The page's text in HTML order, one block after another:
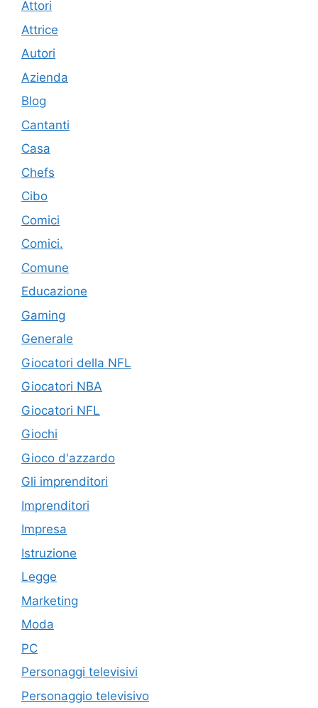
Attori
Attrice
Autori
Azienda
Blog
Cantanti
Casa
Chefs
Cibo
Comici
Comici.
Comune
Educazione
Gaming
Generale
Giocatori della NFL
Giocatori NBA
Giocatori NFL
Giochi
Gioco d'azzardo
Gli imprenditori
Imprenditori
Impresa
Istruzione
Legge
Marketing
Moda
PC
Personaggi televisivi
Personaggio televisivo